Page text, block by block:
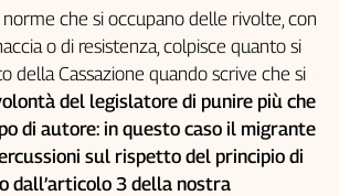
che si occupano delle rivolte, con
o di resistenza, colpisce quanto si
della Cassazione quando scrive che si
del legislatore di punire più che
di autore: in questo caso il migrante
sul rispetto del principio di
dall’articolo 3 della nostra